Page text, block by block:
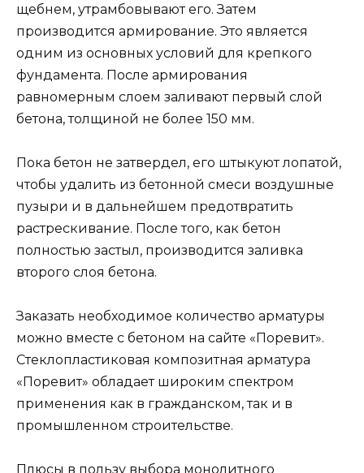
щебнем, утрамбовывают его. Затем
производится армирование. Это является
одним из основных условий для крепкого
фундамента. После армирования
равномерным слоем заливают первый слой
бетона, толщиной не более 150 мм.
Пока бетон не затвердел, его штыкуют лопатой,
чтобы удалить из бетонной смеси воздушные
пузыри и в дальнейшем предотвратить
растрескивание. После того, как бетон
полностью застыл, производится заливка
второго слоя бетона.
Заказать необходимое количество арматуры
можно вместе с бетоном на сайте «Поревит».
Стеклопластиковая композитная арматура
«Поревит» обладает широким спектром
применения как в гражданском, так и в
промышленном строительстве.
Плюсы в пользу выбора монолитного